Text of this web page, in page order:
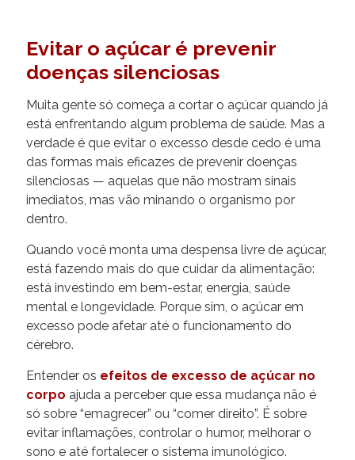
Evitar o açúcar é prevenir
doenças silenciosas
Muita gente só começa a cortar o açúcar quando já
está enfrentando algum problema de saúde. Mas a
verdade é que evitar o excesso desde cedo é uma
das formas mais eficazes de prevenir doenças
silenciosas — aquelas que não mostram sinais
imediatos, mas vão minando o organismo por
dentro.
Quando você monta uma despensa livre de açúcar,
está fazendo mais do que cuidar da alimentação:
está investindo em bem-estar, energia, saúde
mental e longevidade. Porque sim, o açúcar em
excesso pode afetar até o funcionamento do
cérebro.
Entender os efeitos de excesso de açúcar no
corpo ajuda a perceber que essa mudança não é
só sobre “emagrecer” ou “comer direito”. É sobre
evitar inflamações, controlar o humor, melhorar o
sono e até fortalecer o sistema imunológico.